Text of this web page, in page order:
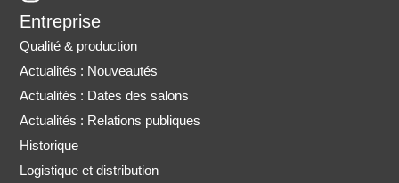
n
s
t
a
g
r
a
m
o
u
t
u
b
e
Entreprise
Qualité & production
Actualités : Nouveautés
Actualités : Dates des salons
Actualités : Relations publiques
Historique
Logistique et distribution